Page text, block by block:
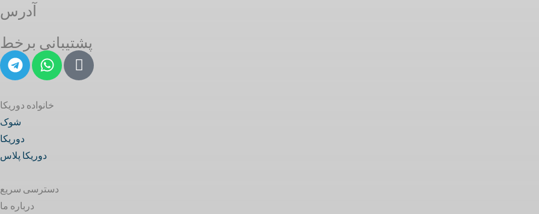
آدرس
پشتیبانی برخط
خانواده دوریکا
شوک
دوریکا
دوریکا پلاس
دسترسی سریع
درباره ما